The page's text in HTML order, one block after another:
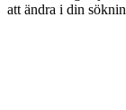
att ändra i din